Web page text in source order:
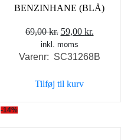
BENZINHANE (BLÅ)
69,00kr. Den
oprindelige
pris
69,00 kr..
59,00 kr.
pris
inkl. moms
Varenr: SC31268B
Tilføj til kurv
-14%